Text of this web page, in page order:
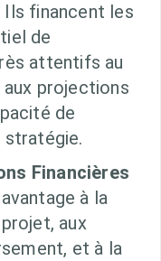
Ils financent les
de
attentifs au
projections
de
stratégie.
Financières
à la
aux
et à la